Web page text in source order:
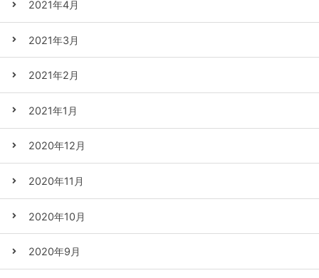
2021年4月
2021年3月
2021年2月
2021年1月
2020年12月
2020年11月
2020年10月
2020年9月